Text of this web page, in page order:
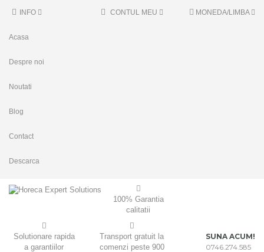
INFO
Acasa
Despre noi
Noutati
Blog
Contact
Descarca
MONEDA/LIMBA
CONTUL MEU
100% Garantia
calitatii
Solutionare rapida
a garantiilor
Transport gratuit la
comenzi peste 900
SUNA ACUM!
0746.274.585